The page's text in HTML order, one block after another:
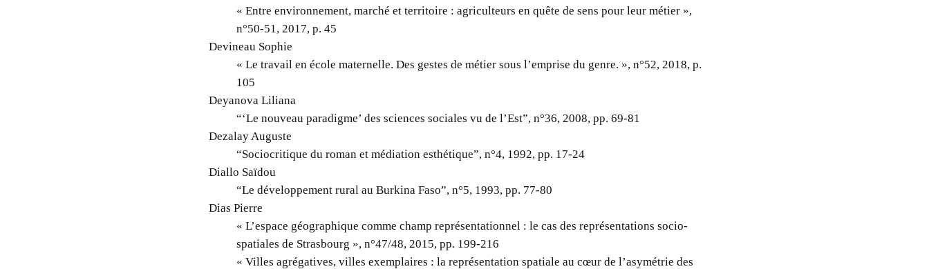
« Entre environnement, marché et territoire : agriculteurs en quête de sens pour leur métier »,
n°50-51, 2017, p. 45
Devineau Sophie
« Le travail en école maternelle. Des gestes de métier sous l’emprise du genre. », n°52, 2018, p.
105
Deyanova Liliana
“‘Le nouveau paradigme’ des sciences sociales vu de l’Est”, n°36, 2008, pp. 69-81
Dezalay Auguste
“Sociocritique du roman et médiation esthétique”, n°4, 1992, pp. 17-24
Diallo Saïdou
“Le développement rural au Burkina Faso”, n°5, 1993, pp. 77-80
Dias Pierre
« L’espace géographique comme champ représentationnel : le cas des représentations socio-
spatiales de Strasbourg », n°47/48, 2015, pp. 199-216
« Villes agrégatives, villes exemplaires : la représentation spatiale au cœur de l’asymétrie des